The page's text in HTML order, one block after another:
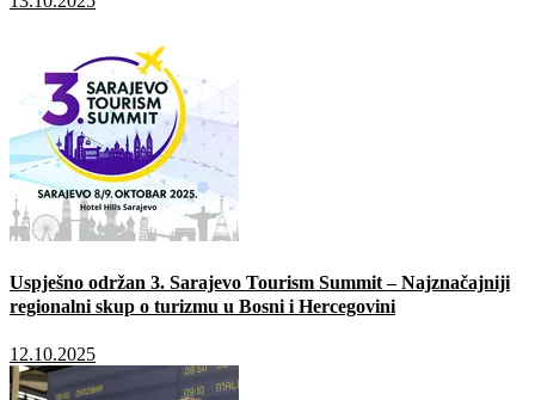
Uspješno održan 3. Sarajevo Tourism Summit – Najznačajniji
regionalni skup o turizmu u Bosni i Hercegovini
12.10.2025